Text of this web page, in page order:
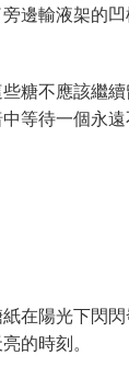
邊輸液架的凹
糖不應該繼
待一個永遠
在陽光下閃閃
的時刻。